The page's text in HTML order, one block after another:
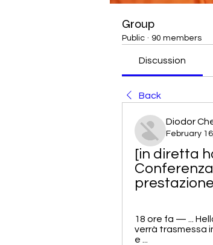
Group
Public · 90 members
Discussion
Back
Diodor
February
[in diretta
18 ore fa — ...
verrà trasmessa
e ...